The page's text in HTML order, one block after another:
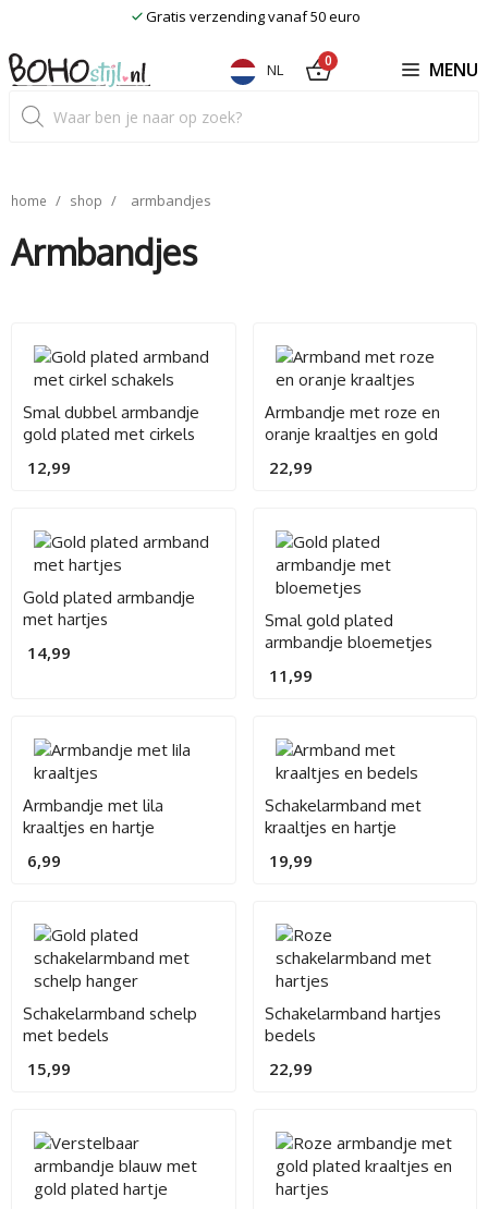
de
inhoud
Gratis verzending vanaf 50 euro
zoeken
NL 0 MENU
home / shop / armbandjes
Armbandjes
Smal dubbel armbandje
gold plated met cirkels
12,99
Armbandje met roze en
oranje kraaltjes en gold
22,99
Gold plated armbandje
met hartjes
14,99
Smal gold plated
armbandje bloemetjes
11,99
Armbandje met lila
kraaltjes en hartje
6,99
Schakelarmband met
kraaltjes en hartje
19,99
Schakelarmband schelp
met bedels
15,99
Schakelarmband hartjes
bedels
22,99